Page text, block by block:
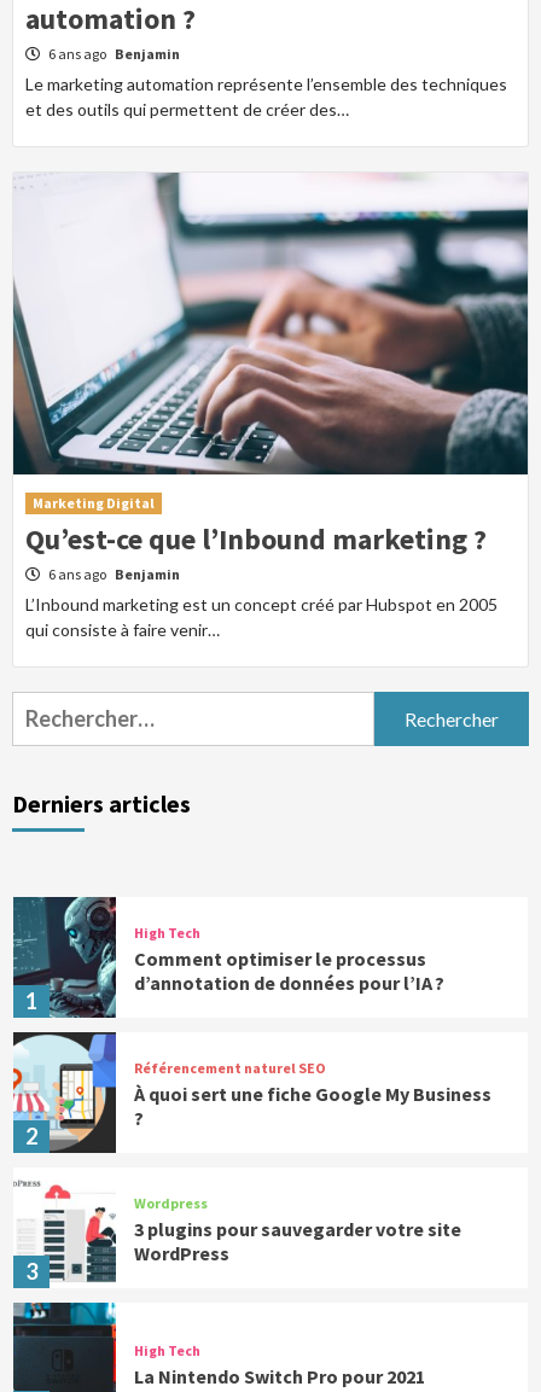
automation ?
6 ans ago Benjamin
Le marketing automation représente l’ensemble des techniques
et des outils qui permettent de créer des…
Marketing Digital
Qu’est-ce que l’Inbound marketing ?
6 ans ago Benjamin
L’Inbound marketing est un concept créé par Hubspot en 2005
qui consiste à faire venir…
Rechercher :
Derniers articles
1
High Tech
Comment optimiser le processus
d’annotation de données pour l’IA ?
2
Référencement naturel SEO
À quoi sert une fiche Google My Business
?
3
Wordpress
3 plugins pour sauvegarder votre site
WordPress
High Tech
La Nintendo Switch Pro pour 2021